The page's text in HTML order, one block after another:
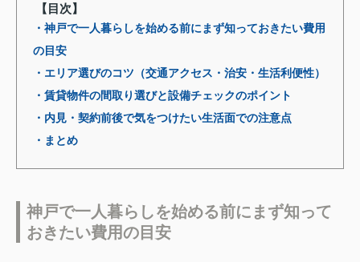
【目次】
・神戸で一人暮らしを始める前にまず知っておきたい費用
の目安
・エリア選びのコツ（交通アクセス・治安・生活利便性）
・賃貸物件の間取り選びと設備チェックのポイント
・内見・契約前後で気をつけたい生活面での注意点
・まとめ
神戸で一人暮らしを始める前にまず知って
おきたい費用の目安